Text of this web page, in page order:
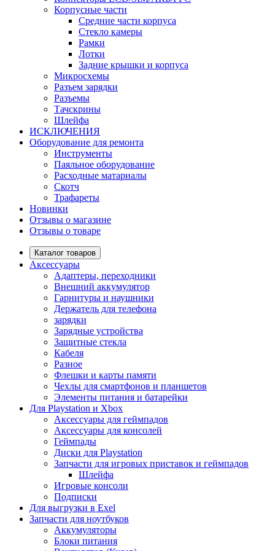
Корпусные части
Средние части корпуса
Стекло камеры
Рамки
Лотки
Задние крышки и корпуса
Микросхемы
Разъем зарядки
Разъемы
Тачскрины
Шлейфа
ИСКЛЮЧЕНИЯ
Оборудование для ремонта
Инструменты
Паяльное оборудование
Расходные матариалы
Скотч
Трафареты
Новинки
Отзывы о магазине
Отзывы о товаре
Каталог товаров
Аксессуары
Адаптеры, переходники
Внешний аккумулятор
Гарнитуры и наушники
Держатель для телефона
зарядки
Зарядные устройства
Защитные стекла
Кабеля
Разное
Флешки и карты памяти
Чехлы для смартфонов и планшетов
Элементы питания и батарейки
Для Playstation и Xbox
Аксессуары для геймпадов
Аксессуары для консолей
Геймпады
Диски для Playstation
Запчасти для игровых приставок и геймпадов
Шлейфа
Игровые консоли
Подписки
Для выгрузки в Exel
Запчасти для ноутбуков
Аккумуляторы
Блоки питания